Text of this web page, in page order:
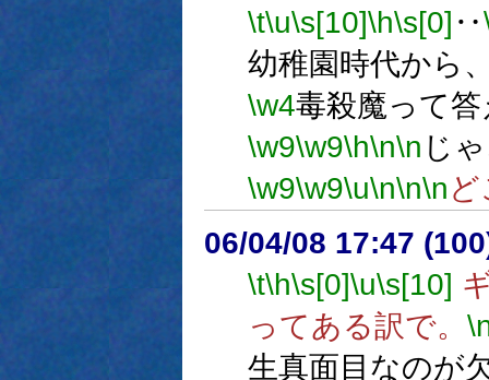
\t\u\s[10]\h\s[0] ‥
幼稚園時代から
\w4毒殺魔って
\w9\w9\h\n\n じ
\w9\w9\u\n\n\n
06/04/08 17:47
\t\h\s[0]\u\s[10]
ってある訳で。
生真面目なのが